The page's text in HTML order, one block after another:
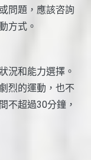
問題，應該咨詢
方式。
況和能力選擇。
烈的運動，也不
不超過30分鐘，